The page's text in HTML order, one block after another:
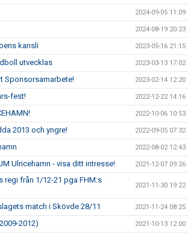
2024-09-05 11:09
2024-08-19 20:23
kansli 2023-05-16 21:15
utvecklas 2023-03-13 17:02
Sponsorsamarbete! 2023-02-14 12:20
fest! 2022-12-22 14:16
2022-10-06 10:53
2013 och yngre! 2022-09-05 07:32
2022-08-02 12:43
Ulricehamn - visa ditt intresse! 2021-12-07 09:26
regi från 1/12-21 pga FHM:s
2021-11-30 19:22
match i Skövde 28/11 2021-11-24 08:25
2012) 2021-10-13 12:00